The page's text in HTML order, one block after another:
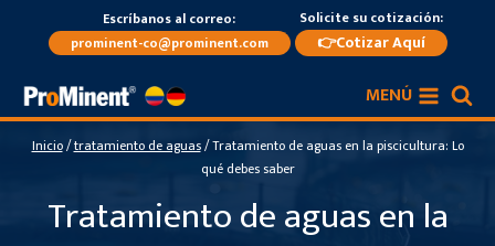
contenido
Escríbanos al correo:
prominent-co@prominent.com
Solicite su cotización:
👉Cotizar Aquí
MENÚ
Inicio/tratamiento de aguas/Tratamiento de aguas en la piscicultura: Lo
qué debes saber
Tratamiento de aguas en la